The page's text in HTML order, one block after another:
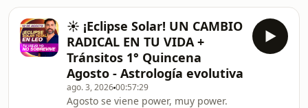
☀️ ¡Eclipse Solar! UN CAMBIO
RADICAL EN TU VIDA +
Tránsitos 1° Quincena
Agosto - Astrología evolutiva
ago. 3, 202600:57:29
Agosto se viene power, muy power.